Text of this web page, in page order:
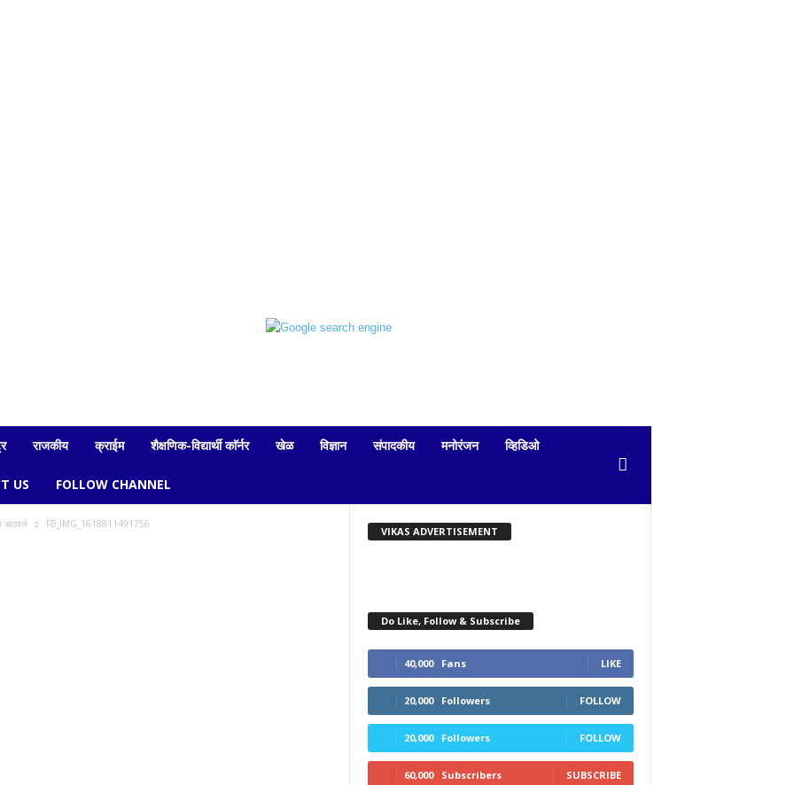
राजकीय क्राईम शैक्षणिक-विद्यार्थी काॅर्नर खेळ विज्ञान संपादकीय मनोरंजन व्हिडिओ
US FOLLOW CHANNEL
आठवले FB_IMG_1618811491756
VIKAS ADVERTISEMENT
Do Like, Follow & Subscribe
40,000 Fans LIKE
20,000 Followers FOLLOW
20,000 Followers FOLLOW
60,000 Subscribers SUBSCRIBE